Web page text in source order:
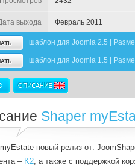
выхода Февраль 2011
шаблон для Joomla 2.5 |
шаблон для Joomla 1.5 |
Shaper
новый релиз от:
– K2, а также с поддержкой